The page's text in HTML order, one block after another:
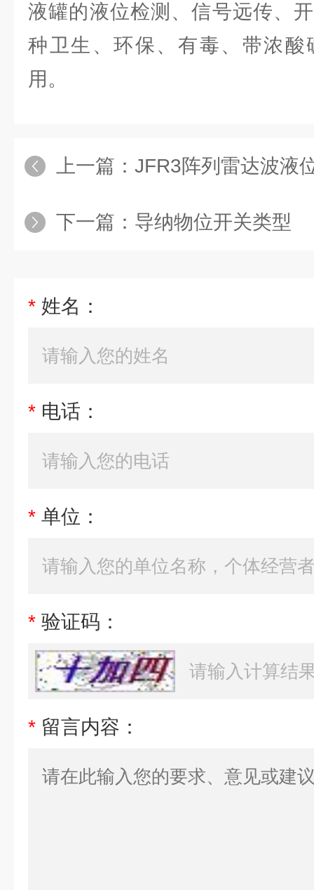
液罐的液位检测、信号远传、
种卫生、环保、有毒、带浓酸
用。
上一篇： JFR3阵列雷达波液
下一篇： 导纳物位开关类型
* 姓名：
* 电话：
* 单位：
* 验证码：
* 留言内容：